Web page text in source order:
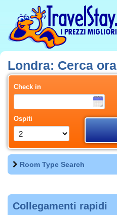
Londra: Cerca ora
Check in
Ospiti
Room Type Search
Collegamenti rapidi